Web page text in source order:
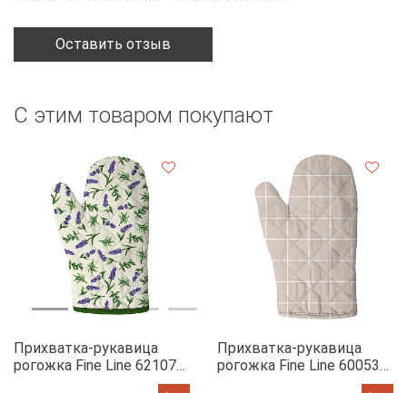
Оставить отзыв
С этим товаром покупают
Прихватка-рукавица
рогожка Fine Line 62107-1
Прихватка-рукавица
рогожка Fine Line 60053-1